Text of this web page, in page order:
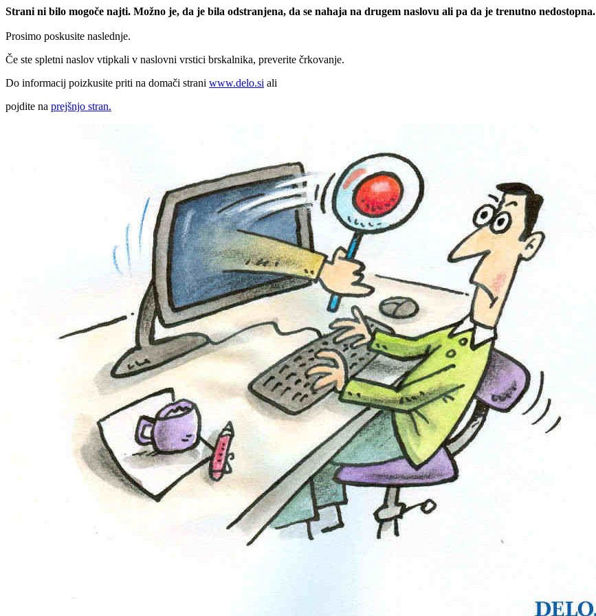
Strani ni bilo mogoče najti. Možno je, da je bila odstranjena, da se nahaja na drugem naslovu ali pa da je trenutno nedostopna.
Prosimo poskusite naslednje.
Če ste spletni naslov vtipkali v naslovni vrstici brskalnika, preverite črkovanje.
Do informacij poizkusite priti na domači strani www.delo.si ali
pojdite na prejšnjo stran.